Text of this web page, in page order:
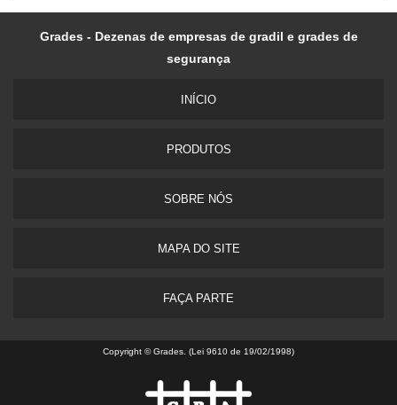
Grades - Dezenas de empresas de gradil e grades de
segurança
INÍ­CIO
PRODUTOS
SOBRE NÓS
MAPA DO SITE
FAÇA PARTE
Copyright © Grades. (Lei 9610 de 19/02/1998)